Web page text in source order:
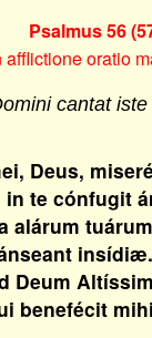
Psalmus 56
afflictione oratio
cantat iste
Deus,
te cónfugit
alárum
insídiæ.
Deum
benefécit